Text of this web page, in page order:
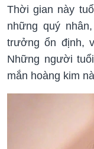
Thời gian này
những quý
trưởng ổn định,
Những người
mắn hoàng kim